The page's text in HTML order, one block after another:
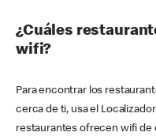
¿Cuáles
wifi?
Para encontrar los
cerca de ti, usa el
restaurantes ofrecen wifi de